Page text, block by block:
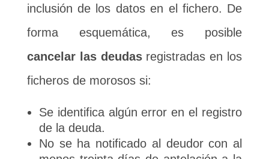
inclusión de los datos en el fichero. De
forma esquemática, es posible
cancelar las deudasregistradas en los
ficheros de morosos si:
Se identifica algún error en el registro
de la deuda.
No se ha notificado al deudor con al